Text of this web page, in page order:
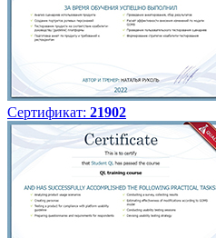
Сертификат: 21902